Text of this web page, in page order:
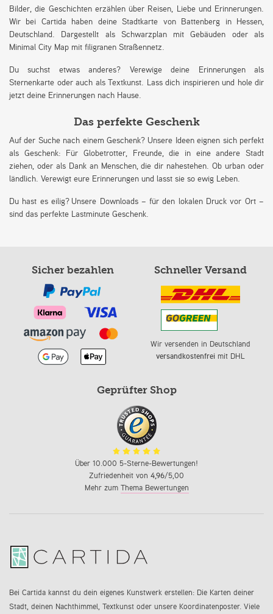
Bilder, die Geschichten erzählen über Reisen, Liebe und Erinnerungen.
Wir bei Cartida haben deine Stadtkarte von Battenberg in Hessen,
Deutschland. Dargestellt als Schwarzplan mit Gebäuden oder als
Minimal City Map mit filigranen Straßennetz.
Du suchst etwas anderes? Verewige deine Erinnerungen als
Sternenkarte oder auch als Textkunst. Lass dich inspirieren und hole dir
jetzt deine Erinnerungen nach Hause.
Das perfekte Geschenk
Auf der Suche nach einem Geschenk? Unsere Ideen eignen sich perfekt
als Geschenk: Für Globetrotter, Freunde, die in eine andere Stadt
ziehen, oder als Dank an Menschen, die dir nahestehen. Ob urban oder
ländlich. Verewigt eure Erinnerungen und lasst sie so ewig Leben.
Du hast es eilig? Unsere Downloads – für den lokalen Druck vor Ort –
sind das perfekte Lastminute Geschenk.
Sicher bezahlen Schneller Versand
Wir versenden in Deutschland
versandkostenfreimit DHL
Geprüfter Shop
Über 10.000 5-Sterne-Bewertungen!
Zufriedenheit von 4,96/5,00
Mehr zum Thema Bewertungen
Bei Cartida kannst du dein eigenes Kunstwerk erstellen: Die Karten deiner
Stadt, deinen Nachthimmel, Textkunst oder unsere Koordinatenposter. Viele